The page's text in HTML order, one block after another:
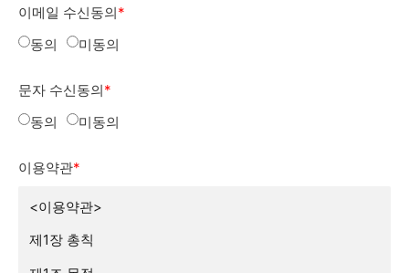
이메일 수신동의*
동의
미동의
문자 수신동의*
동의
미동의
이용약관*
<이용약관>
제1장 총칙